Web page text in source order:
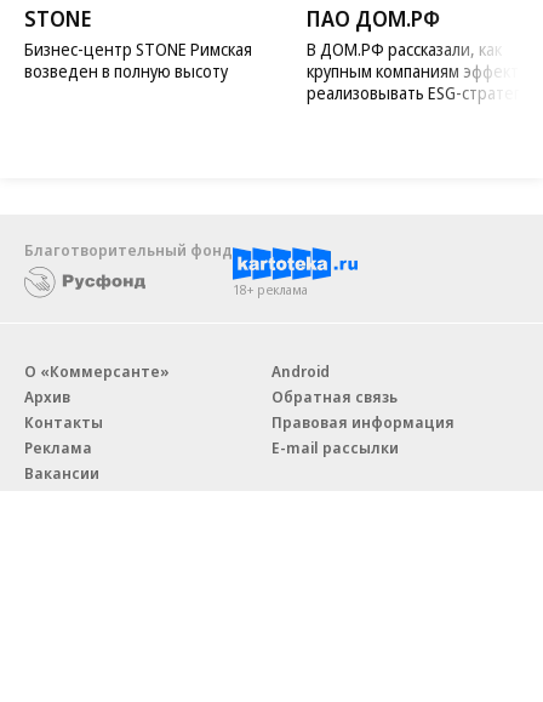
Новости компаний
STONE
Бизнес-центр STONE Римская
возведен в полную высоту
ПАО ДОМ.РФ
В ДОМ.РФ рассказали, как
крупным компаниям
реализовывать ESG-стратегию